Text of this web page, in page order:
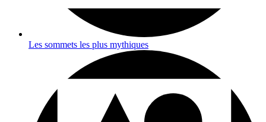
Les sommets les plus mythiques